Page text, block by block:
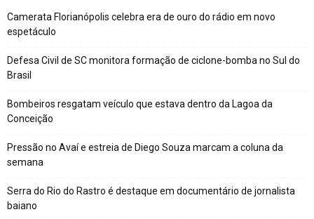
Camerata Florianópolis celebra era de ouro do rádio em novo
espetáculo
Defesa Civil de SC monitora formação de ciclone-bomba no Sul do
Brasil
Bombeiros resgatam veículo que estava dentro da Lagoa da
Conceição
Pressão no Avaí e estreia de Diego Souza marcam a coluna da
semana
Serra do Rio do Rastro é destaque em documentário de jornalista
baiano